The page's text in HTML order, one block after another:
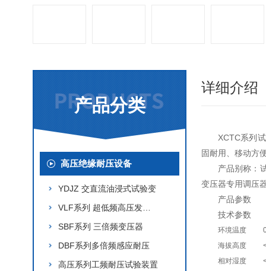
产品分类
高压绝缘耐压设备
YDJZ 交直流油浸式试验变
SBF系列 三倍频变压器
DBF系列多倍频感应耐压
高压系列工频耐压试验装置
详细介绍
XCTC系列
固耐用、移动方
产品别称：
变压器专用调压
产品参数
技术参数
环境温度
海拔高度
相对湿度